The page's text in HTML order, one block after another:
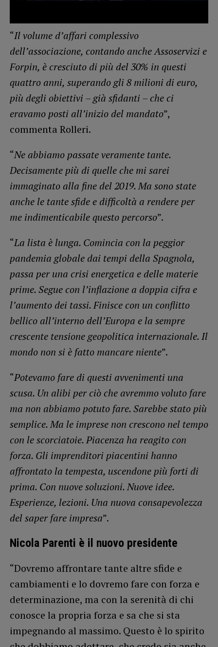
“Il volume d’affari complessivo
dell’associazione, contando anche Assoservizi e
Forpin, è cresciuto di più del 30% in questi
quattro anni, superando gli 8 milioni di euro,
più degli obiettivi – già sfidanti – che ci
eravamo posti all’inizio del mandato”,
commenta Rolleri.
“Ne abbiamo passate veramente tante.
Decisamente più di quelle che mi sarei
immaginato alla fine del 2019. Ma sono state
anche le tante sfide e difficoltà a rendere per
me indimenticabile questo percorso”.
“La lista è lunga. Comincia con la peggior
pandemia globale dai tempi della Spagnola,
passa per una crisi energetica e delle materie
prime. Segue con l’inflazione a doppia cifra e
l’aumento dei tassi. Finisce con un conflitto
bellico all’interno dell’Europa e la sempre
crescente tensione geopolitica internazionale. Il
mondo non si è fatto mancare niente”.
“Potevamo fare di questi avvenimenti una
scusa. Un alibi per ciò che avremmo voluto fare
ma non abbiamo potuto fare. Sarebbe stato più
semplice. Ma le imprese non crescono nel tempo
con le scorciatoie. Piacenza ha reagito con
forza. Gli imprenditori piacentini hanno
affrontato la tempesta, uscendone più forti di
prima. Con nuove soluzioni. Nuove idee.
Esperienze, lezioni. Una nuova consapevolezza
del saper fare impresa”.
Nicola Parenti è il nuovo presidente
“Dovremo affrontare tante altre sfide e
cambiamenti e lo dovremo fare con forza e
determinazione, ma con la serenità di chi
conosce la propria forza e sa che si sta
impegnando al massimo. Questo è lo spirito